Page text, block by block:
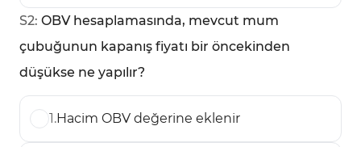
S2: OBV hesaplamasında, mevcut mum
çubuğunun kapanış fiyatı bir öncekinden
düşükse ne yapılır?
1.Hacim OBV değerine eklenir